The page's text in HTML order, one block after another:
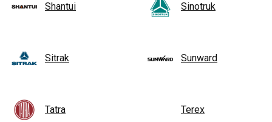
Shantui Sinotruk
Sitrak Sunward
Tatra Terex